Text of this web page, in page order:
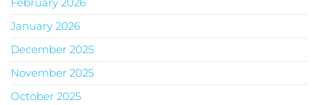
February 2026
January 2026
December 2025
November 2025
October 2025